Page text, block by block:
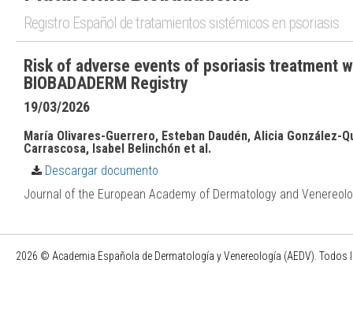
Registro Español de tratamientos sistémicos en psoriasis
Risk of adverse events of psoriasis treatment
BIOBADADERM Registry
19/03/2026
María Olivares-Guerrero, Esteban Daudén, Alicia González-
Carrascosa, Isabel Belinchón et al.
Descargar documento
Journal of the European Academy of Dermatology and
2026 © Academia Española de Dermatología y Venereología (AEDV). Todos